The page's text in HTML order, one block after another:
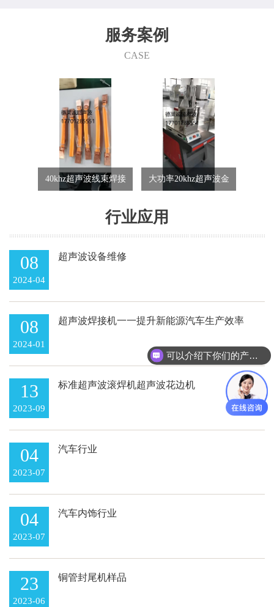
们的产品在家电行业、汽车行业、电子行业、航天航空、精密五
金、包装行业、玩具行业、纺织行业等的各类产品制造中都得到了
成功的使用。 快捷、可靠、经济、清洁和美观，德莱诚为您在这个
服务案例
CASE
声波线束焊接 大功率20khz超声波金 20/40khz超声波线束
行业应用
08
2024-04
超声波设备维修
08
2024-01
超声波焊接机一一提升新能源汽车生产效率
13
2023-09
标准超声波滚焊机超声波花边机
04
2023-07
汽车行业
04
2023-07
汽车内饰行业
23
2023-06
铜管封尾机样品
可以介绍下你们的产品么